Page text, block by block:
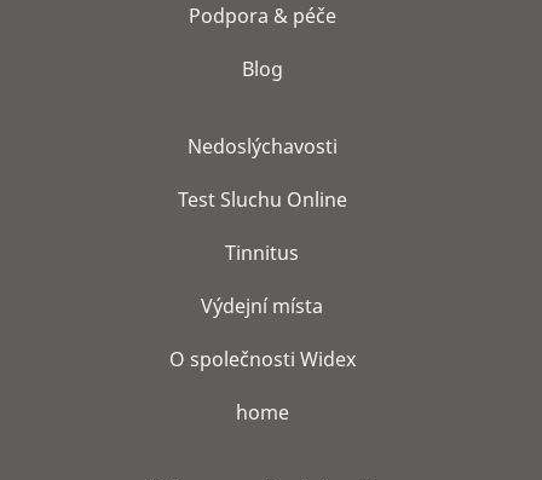
Podpora & péče
Blog
Nedoslýchavosti
Test Sluchu Online
Tinnitus
Výdejní místa
O společnosti Widex
home